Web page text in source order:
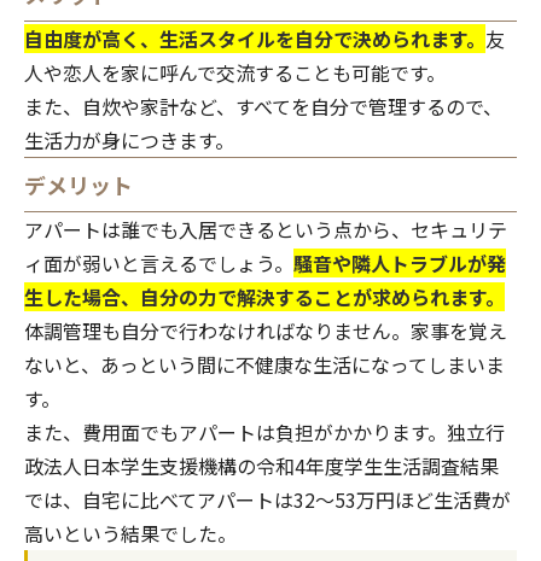
自由度が高く、生活スタイルを自分で決められます。 友
人や恋人を家に呼んで交流することも可能です。
また、自炊や家計など、すべてを自分で管理するので、
生活力が身につきます。
デメリット
アパートは誰でも入居できるという点から、セキュリテ
ィ面が弱いと言えるでしょう。 騒音や隣人トラブルが発
生した場合、自分の力で解決することが求められます。
体調管理も自分で行わなければなりません。家事を覚え
ないと、あっという間に不健康な生活になってしまいま
す。
また、費用面でもアパートは負担がかかります。独立行
政法人日本学生支援機構の令和4年度学生生活調査結果
では、自宅に比べてアパートは32～53万円ほど生活費が
高いという結果でした。